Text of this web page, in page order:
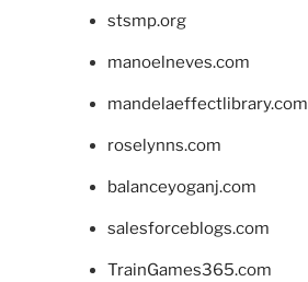
stsmp.org
manoelneves.com
mandelaeffectlibrary.com
roselynns.com
balanceyoganj.com
salesforceblogs.com
TrainGames365.com